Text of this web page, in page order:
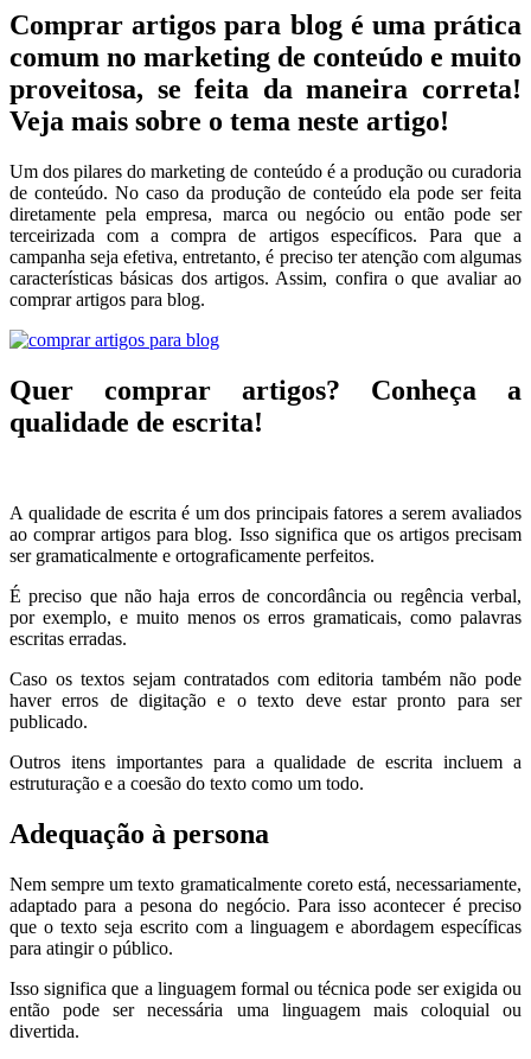
Comprar artigos para blog é uma prática
comum no marketing de conteúdo e muito
proveitosa, se feita da maneira correta!
Veja mais sobre o tema neste artigo!
Um dos pilares do marketing de conteúdo é a produção ou curadoria
de conteúdo. No caso da produção de conteúdo ela pode ser feita
diretamente pela empresa, marca ou negócio ou então pode ser
terceirizada com a compra de artigos específicos. Para que a
campanha seja efetiva, entretanto, é preciso ter atenção com algumas
características básicas dos artigos. Assim, confira o que avaliar ao
comprar artigos para blog.
Quer comprar artigos? Conheça a
qualidade de escrita!
A qualidade de escrita é um dos principais fatores a serem avaliados
ao comprar artigos para blog. Isso significa que os artigos precisam
ser gramaticalmente e ortograficamente perfeitos.
É preciso que não haja erros de concordância ou regência verbal,
por exemplo, e muito menos os erros gramaticais, como palavras
escritas erradas.
Caso os textos sejam contratados com editoria também não pode
haver erros de digitação e o texto deve estar pronto para ser
publicado.
Outros itens importantes para a qualidade de escrita incluem a
estruturação e a coesão do texto como um todo.
Adequação à persona
Nem sempre um texto gramaticalmente coreto está, necessariamente,
adaptado para a pesona do negócio. Para isso acontecer é preciso
que o texto seja escrito com a linguagem e abordagem específicas
para atingir o público.
Isso significa que a linguagem formal ou técnica pode ser exigida ou
então pode ser necessária uma linguagem mais coloquial ou
divertida.